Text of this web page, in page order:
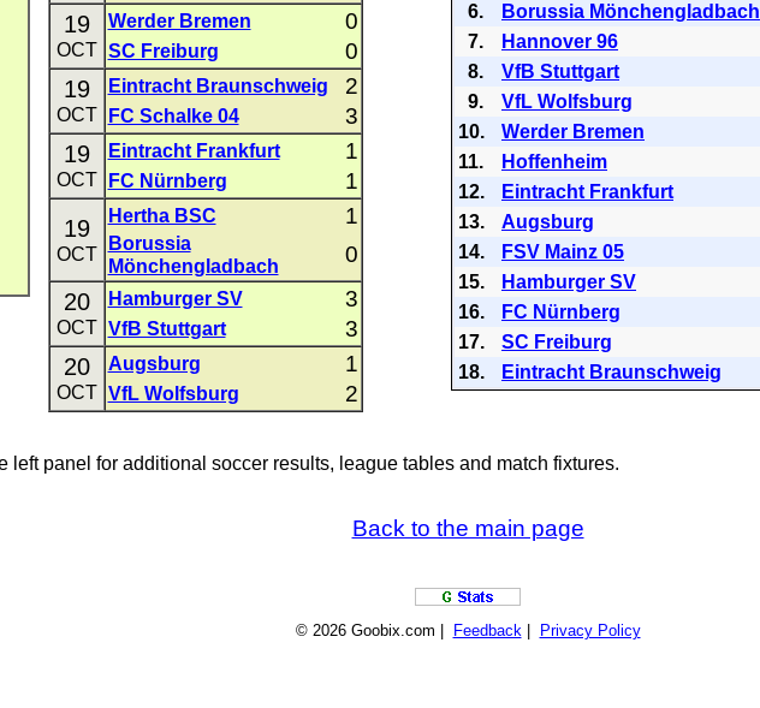
19
OCT
Werder Bremen 0
SC Freiburg 0
19
OCT
Eintracht Braunschweig 2
FC Schalke 04 3
19
OCT
Eintracht Frankfurt 1
FC Nürnberg 1
19
OCT
Hertha BSC 1
Borussia
Mönchengladbach
0
20
OCT
Hamburger SV 3
VfB Stuttgart 3
20
OCT
Augsburg 1
VfL Wolfsburg 2
6.
Borussia Mönchengladbach
7.
Hannover 96
8.
VfB Stuttgart
9.
VfL Wolfsburg
10.
Werder Bremen
11.
Hoffenheim
12.
Eintracht Frankfurt
13.
Augsburg
14.
FSV Mainz 05
15.
Hamburger SV
16.
FC Nürnberg
17.
SC Freiburg
18.
Eintracht Braunschweig
left panel for additional soccer results, league tables and match fixtures.
Back to the main page
© 2026 Goobix.com | Feedback| Privacy Policy